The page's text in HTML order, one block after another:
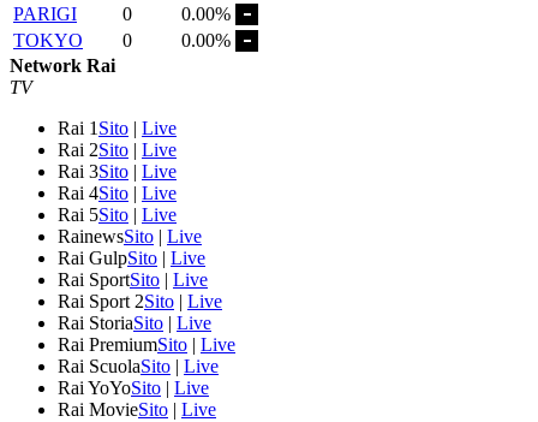
PARIGI
0
0.00%
TOKYO
0
0.00%
Network Rai
TV
Rai 1 Sito | Live
Rai 2Sito | Live
Rai 3Sito | Live
Rai 4Sito | Live
Rai 5Sito | Live
RainewsSito | Live
Rai GulpSito | Live
Rai SportSito | Live
Rai Sport 2Sito | Live
Rai StoriaSito | Live
Rai PremiumSito | Live
Rai ScuolaSito | Live
Rai YoYoSito | Live
Rai MovieSito | Live